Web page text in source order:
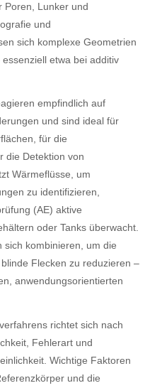
Poren, Lunker und
und
sich komplexe Geometrien
etwa bei additiv
empfindlich auf
und sind ideal für
für die
die Detektion von
Wärmeflüsse, um
zu identifizieren,
(AE) aktive
oder Tanks überwacht.
sich kombinieren, um die
Flecken zu reduzieren –
anwendungsorientierten
richtet sich nach
Fehlerart und
Wichtige Faktoren
und die